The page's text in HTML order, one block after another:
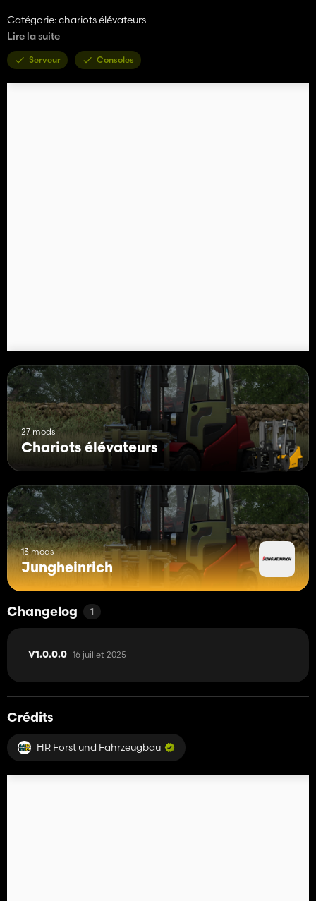
Catégorie: chariots élévateurs
Prix: 39 500 $
Lire la suite
Serveur Consoles
27 mods
Chariots élévateurs
13 mods
Jungheinrich
Changelog 1
V1.0.0.0 16 juillet 2025
Crédits
HR Forst und Fahrzeugbau